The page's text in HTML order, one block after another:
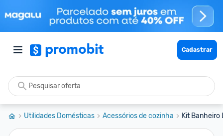
Cadastrar
Utilidades Domésticas Acessórios de cozinha Kit Banheiro